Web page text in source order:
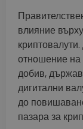
влияние
отношение на
добив,
дигитални
до
пазара за